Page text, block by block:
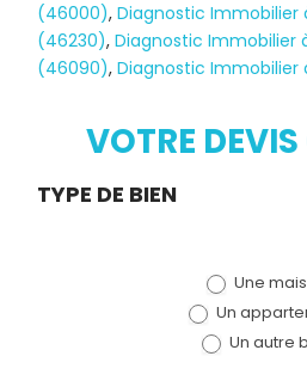
Diagnostic
TERMITES
(46000),Diagnostic Immobilier
(46230),Diagnostic Immobilier
(46090),Diagnostic Immobilier
VOTRE
Demande
TYPE DE BIEN
Une
Un
Un autre